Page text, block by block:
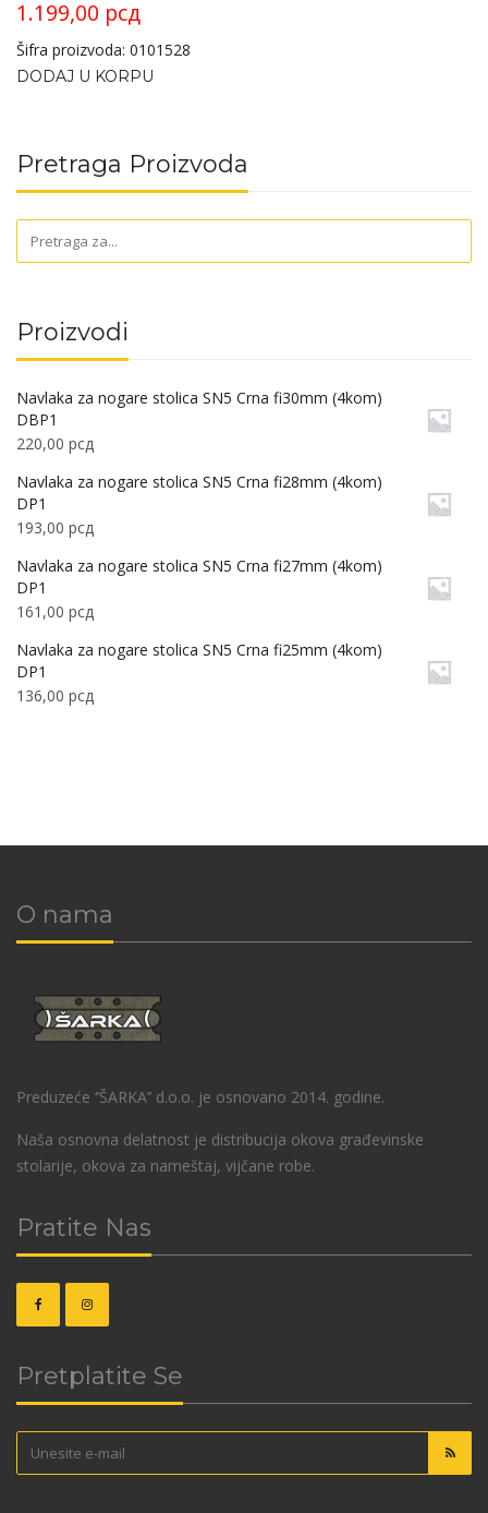
1.199,00 рсд
Šifra proizvoda: 0101528
DODAJ U KORPU
Pretraga Proizvoda
Proizvodi
Navlaka za nogare stolica SN5 Crna fi30mm (4kom)
DBP1
220,00 рсд
Navlaka za nogare stolica SN5 Crna fi28mm (4kom)
DP1
193,00 рсд
Navlaka za nogare stolica SN5 Crna fi27mm (4kom)
DP1
161,00 рсд
Navlaka za nogare stolica SN5 Crna fi25mm (4kom)
DP1
136,00 рсд
O nama
Preduzeće ‘’ŠARKA’’ d.o.o. je osnovano 2014. godine.
Naša osnovna delatnost je distribucija okova građevinske
stolarije, okova za nameštaj, vijčane robe.
Pratite Nas
Pretplatite Se